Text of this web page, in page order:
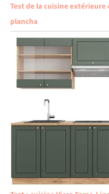
Test de la cuisine extérieure
plancha